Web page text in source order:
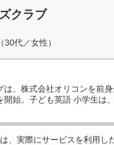
クラブ
代／女性）
は、株式会社オリコンを前
開始。子ども英語 小学生は
、実際にサービスを利用し